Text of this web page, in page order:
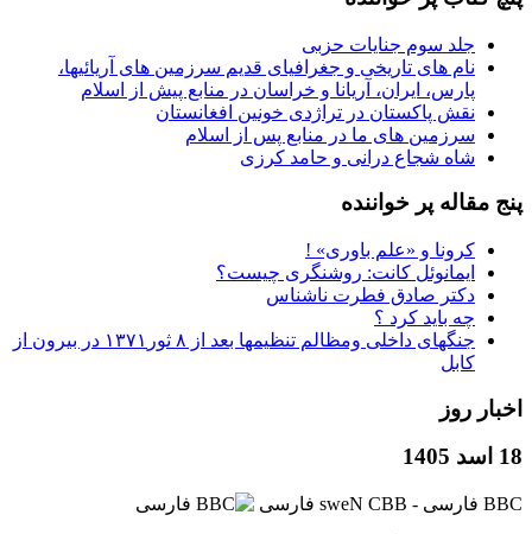
جلد سوم جنایات حزبی
نام های تاریخی و جغرافیای قدیم سرزمین های آریائیها،
پارس، ایران، آریانا و خراسان در منابع پیش از اسلام
نقش پاکستان در تراژدی خونین افغانستان
سرزمین های ما در منابع پس از اسلام
شاه شجاع درانی و حامد کرزی
پنج مقاله پر خواننده
کرونا و «علم باوری» !
ایمانوئل کانت: روشنگری چیست؟
دکتر صادق فطرت ناشناس
چه باید کرد ؟
جنگهای داخلی ومظالم تنظیمها بعد از ۸ ثور۱۳۷۱ در بیرون از
کابل
اخبار روز
18 اسد 1405
BBC ‮فارسی - BBC News فارسی